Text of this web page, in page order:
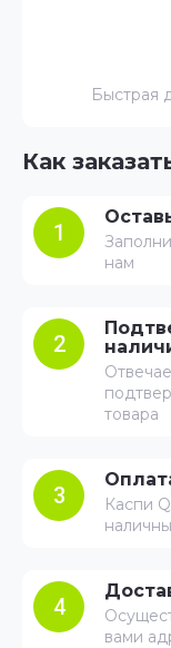
Как
1
нам
2
товара
3
Каспи
4
вами
Быстрая